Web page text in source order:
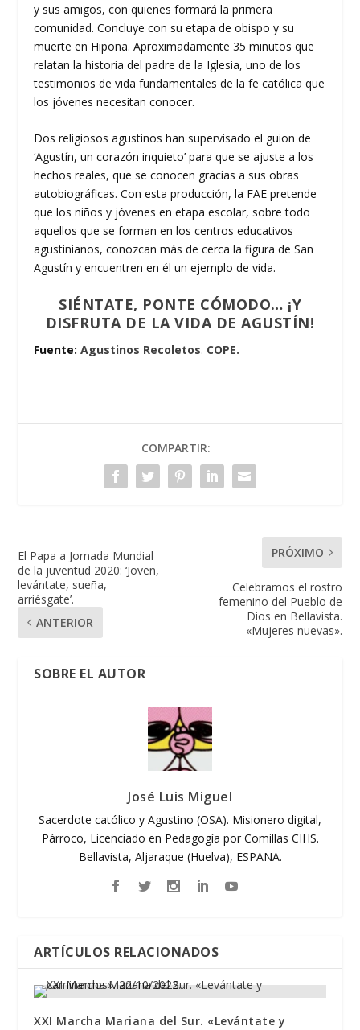
y sus amigos, con quienes formará la primera
comunidad. Concluye con su etapa de obispo y su
muerte en Hipona. Aproximadamente 35 minutos que
relatan la historia del padre de la Iglesia, uno de los
testimonios de vida fundamentales de la fe católica que
los jóvenes necesitan conocer.
Dos religiosos agustinos han supervisado el guion de
‘Agustín, un corazón inquieto’ para que se ajuste a los
hechos reales, que se conocen gracias a sus obras
autobiográficas. Con esta producción, la FAE pretende
que los niños y jóvenes en etapa escolar, sobre todo
aquellos que se forman en los centros educativos
agustinianos, conozcan más de cerca la figura de San
Agustín y encuentren en él un ejemplo de vida.
SIÉNTATE, PONTE CÓMODO… ¡Y
DISFRUTA DE LA VIDA DE AGUSTÍN!
Fuente:Agustinos Recoletos. COPE.
COMPARTIR:
El Papa a Jornada Mundial
de la juventud 2020: ‘Joven,
levántate, sueña,
arriésgate’.
ANTERIOR
PRÓXIMO
Celebramos el rostro
femenino del Pueblo de
Dios en Bellavista.
«Mujeres nuevas».
SOBRE EL AUTOR
José Luis Miguel
Sacerdote católico y Agustino (OSA). Misionero digital,
Párroco, Licenciado en Pedagogía por Comillas CIHS.
Bellavista, Aljaraque (Huelva), ESPAÑA.
ARTÍCULOS RELACIONADOS
XXI Marcha Mariana del Sur. «Levántate y